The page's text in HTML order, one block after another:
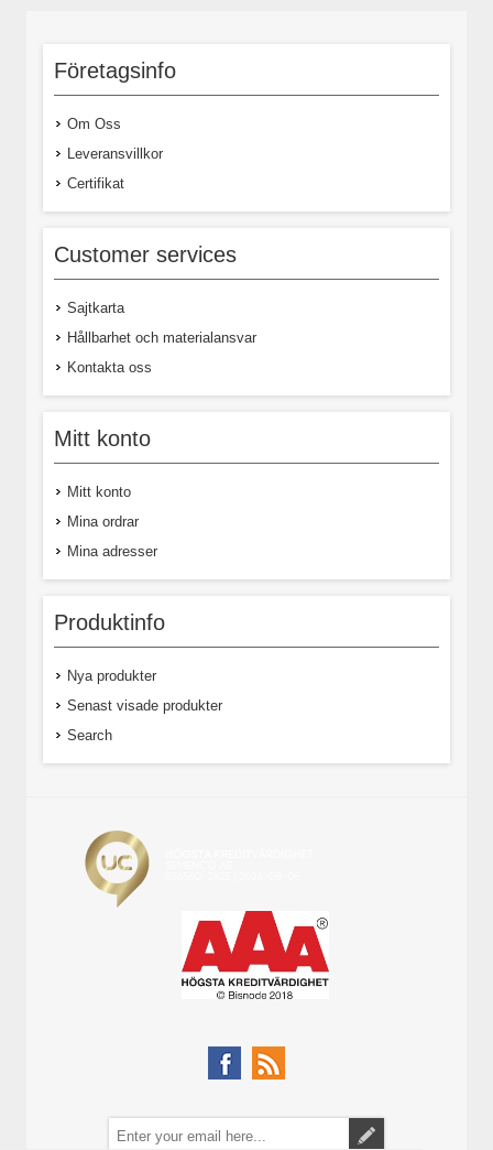
Företagsinfo
Om Oss
Leveransvillkor
Certifikat
Customer services
Sajtkarta
Hållbarhet och materialansvar
Kontakta oss
Mitt konto
Mitt konto
Mina ordrar
Mina adresser
Produktinfo
Nya produkter
Senast visade produkter
Search